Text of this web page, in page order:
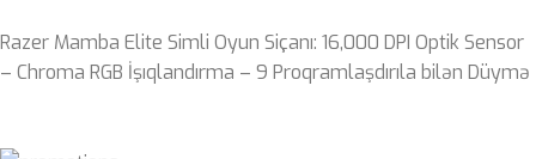
Razer Mamba Elite Simli Oyun Siçanı: 16,000 DPI Optik Sensor
– Chroma RGB İşıqlandırma – 9 Proqramlaşdırıla bilən Düymə